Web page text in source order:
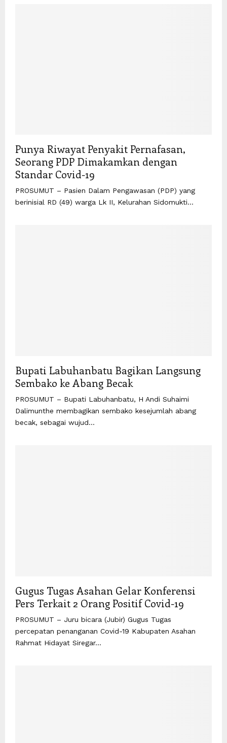
Punya Riwayat Penyakit Pernafasan,
Seorang PDP Dimakamkan dengan
Standar Covid-19
PROSUMUT – Pasien Dalam Pengawasan (PDP) yang
berinisial RD (49) warga Lk II, Kelurahan Sidomukti...
Bupati Labuhanbatu Bagikan Langsung
Sembako ke Abang Becak
PROSUMUT – Bupati Labuhanbatu, H Andi Suhaimi
Dalimunthe membagikan sembako kesejumlah abang
becak, sebagai wujud...
Gugus Tugas Asahan Gelar Konferensi
Pers Terkait 2 Orang Positif Covid-19
PROSUMUT – Juru bicara (Jubir) Gugus Tugas
percepatan penanganan Covid-19 Kabupaten Asahan
Rahmat Hidayat Siregar...